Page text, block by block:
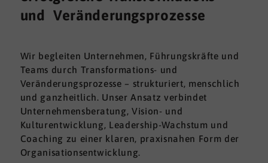
und Veränderungsprozesse
Wir begleiten Unternehmen, Führungskräfte und
Teams durch Transformations- und
Veränderungsprozesse – strukturiert, menschlich
und ganzheitlich. Unser Ansatz verbindet
Unternehmensberatung, Vision- und
Kulturentwicklung, Leadership-Wachstum und
Coaching zu einer klaren, praxisnahen Form der
Organisationsentwicklung.